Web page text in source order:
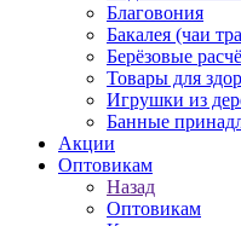
Благовония
Бакалея (чаи
Берёзовые
Товары для
Игрушки из
Банные
Акции
Оптовикам
Назад
Оптовикам